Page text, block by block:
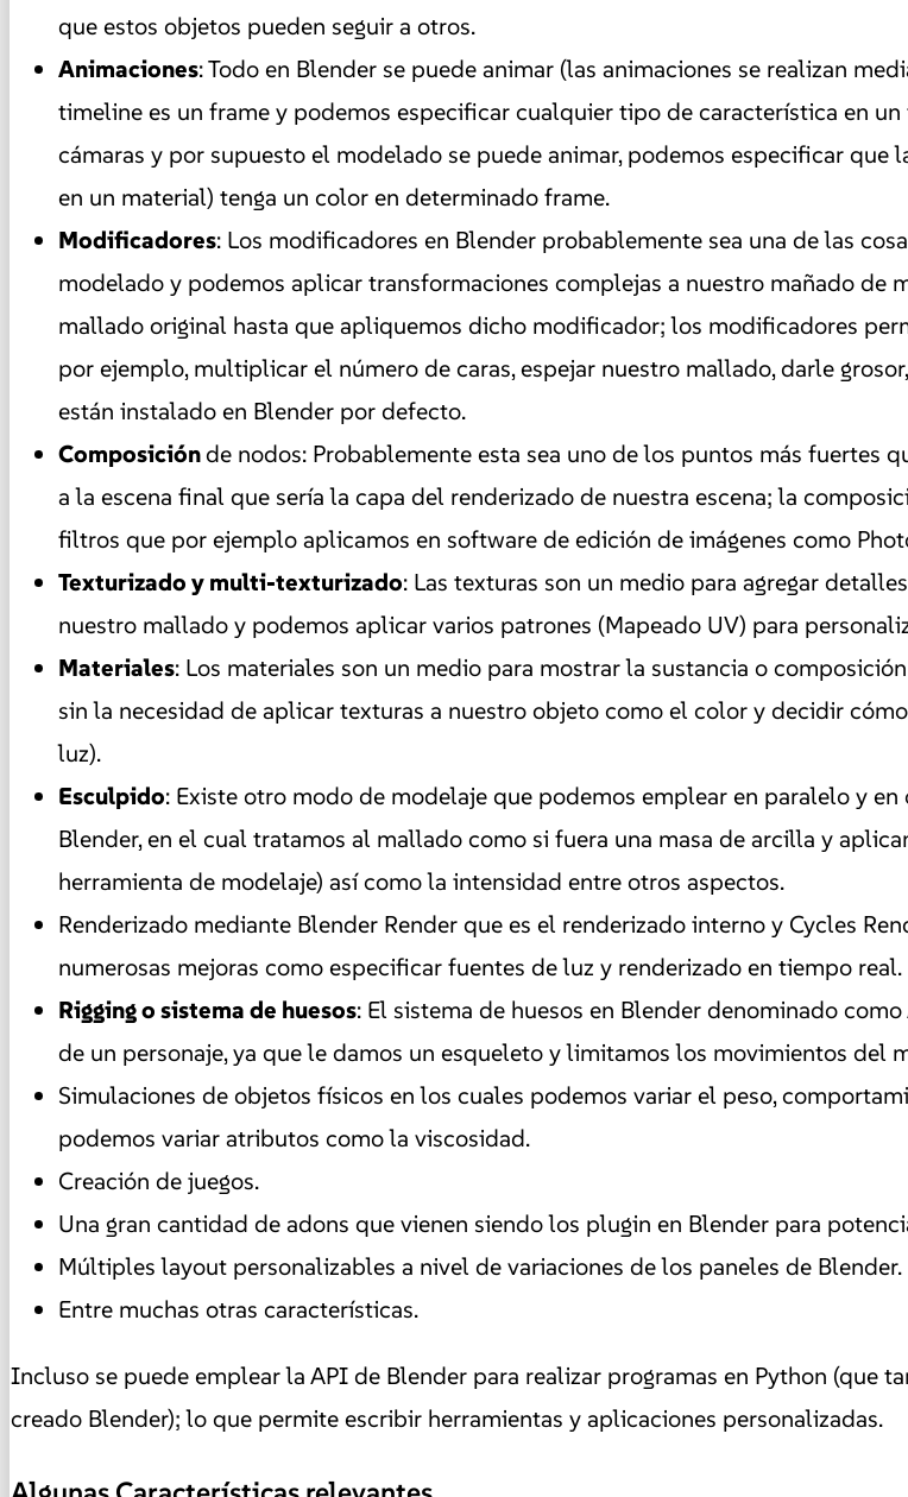
que estos objetos pueden seguir a otros.
Animaciones:Todo en Blender se puede animar (las animaciones se realizan
timeline es un frame y podemos especificar cualquier tipo de característica en
cámaras y por supuesto el modelado se puede animar, podemos especificar
en un material) tenga un color en determinado frame.
Modificadores: Los modificadores en Blender probablemente sea una de las
modelado y podemos aplicar transformaciones complejas a nuestro mañado de
mallado original hasta que apliquemos dicho modificador; los modificadores
por ejemplo, multiplicar el número de caras, espejar nuestro mallado, darle
están instalado en Blender por defecto.
Composiciónde nodos: Probablemente esta sea uno de los puntos más fuertes
a la escena final que sería la capa del renderizado de nuestra escena; la
filtros que por ejemplo aplicamos en software de edición de imágenes como
Texturizado y multi-texturizado: Las texturas son un medio para agregar
nuestro mallado y podemos aplicar varios patrones (Mapeado UV) para
Materiales: Los materiales son un medio para mostrar la sustancia o
sin la necesidad de aplicar texturas a nuestro objeto como el color y decidir
luz).
Esculpido: Existe otro modo de modelaje que podemos emplear en paralelo y
Blender, en el cual tratamos al mallado como si fuera una masa de arcilla y
herramienta de modelaje) así como la intensidad entre otros aspectos.
Renderizado mediante Blender Render que es el renderizado interno y Cycles
numerosas mejoras como especificar fuentes de luz y renderizado en tiempo real.
Rigging o sistema de huesos: El sistema de huesos en Blender denominado
de un personaje, ya que le damos un esqueleto y limitamos los movimientos del
Simulaciones de objetos físicos en los cuales podemos variar el peso,
podemos variar atributos como la viscosidad.
Creación de juegos.
Una gran cantidad de adons que vienen siendo los plugin en Blender para
Múltiples layout personalizables a nivel de variaciones de los paneles de Blender.
Entre muchas otras características.
Incluso se puede emplear la API de Blender para realizar programas en Python (que
creado Blender); lo que permite escribir herramientas y aplicaciones personalizadas.